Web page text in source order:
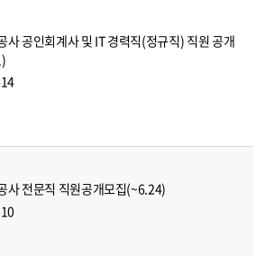
사 공인회계사 및 IT 경력직(정규직) 직원 공개
사 전문직 직원공개모집(~6.24)